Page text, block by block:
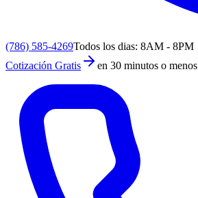
(786) 585-4269Todos los dias: 8AM - 8PM
Cotización Gratis
en 30 minutos o menos